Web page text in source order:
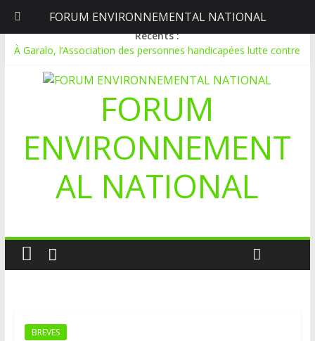
jeudi, août 6, 2026
Récents :
À Garalo, l’Association des personnes handicapées lutte contre
APPEL A CANDIDATURE POUR UN STAGE EN
Le blogging au service de l’écologie : Benbere montre la voie
Mali-Folkecenter Nyetaa initie 20 jeunes à la protection de
l’environnement
FORUM
ENVIRONNEMENT
AL NATIONAL
BREVES
FORUM ENVIRONNEMENTAL NATIONAL